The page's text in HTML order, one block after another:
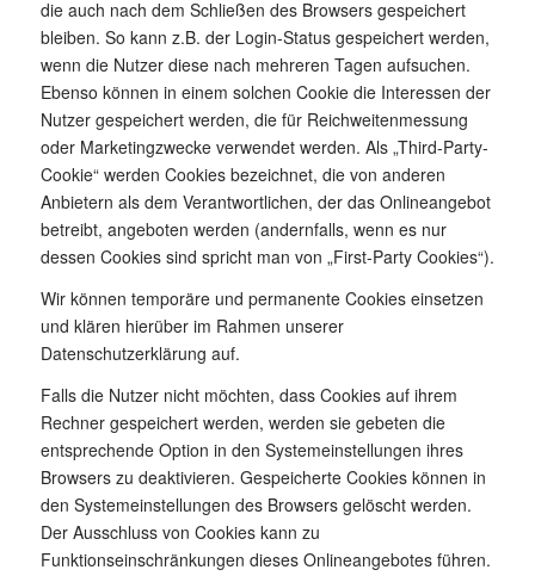
die auch nach dem Schließen des Browsers gespeichert
bleiben. So kann z.B. der Login-Status gespeichert werden,
wenn die Nutzer diese nach mehreren Tagen aufsuchen.
Ebenso können in einem solchen Cookie die Interessen der
Nutzer gespeichert werden, die für Reichweitenmessung
oder Marketingzwecke verwendet werden. Als „Third-Party-
Cookie“ werden Cookies bezeichnet, die von anderen
Anbietern als dem Verantwortlichen, der das Onlineangebot
betreibt, angeboten werden (andernfalls, wenn es nur
dessen Cookies sind spricht man von „First-Party Cookies“).
Wir können temporäre und permanente Cookies einsetzen
und klären hierüber im Rahmen unserer
Datenschutzerklärung auf.
Falls die Nutzer nicht möchten, dass Cookies auf ihrem
Rechner gespeichert werden, werden sie gebeten die
entsprechende Option in den Systemeinstellungen ihres
Browsers zu deaktivieren. Gespeicherte Cookies können in
den Systemeinstellungen des Browsers gelöscht werden.
Der Ausschluss von Cookies kann zu
Funktionseinschränkungen dieses Onlineangebotes führen.